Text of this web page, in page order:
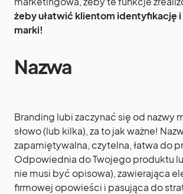
żeby ułatwić klientom identyfikację
marki!
Nazwa
Branding lubi zaczynać się od nazwy
słowo (lub kilka), za to jak ważne!
zapamiętywalna, czytelna, łatwa do
Odpowiednia do Twojego produktu
nie musi być opisowa), zawierająca
firmowej opowieści i pasująca do